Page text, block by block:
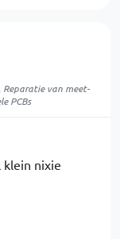
Reparatie van meet-
PCBs
klein nixie